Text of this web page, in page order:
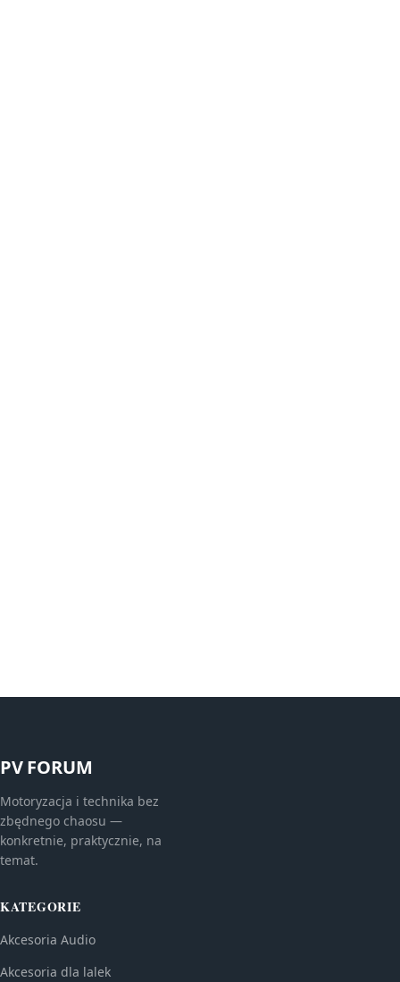
PV FORUM
Motoryzacja i technika bez
zbędnego chaosu —
konkretnie, praktycznie, na
temat.
KATEGORIE
Akcesoria Audio
Akcesoria dla lalek